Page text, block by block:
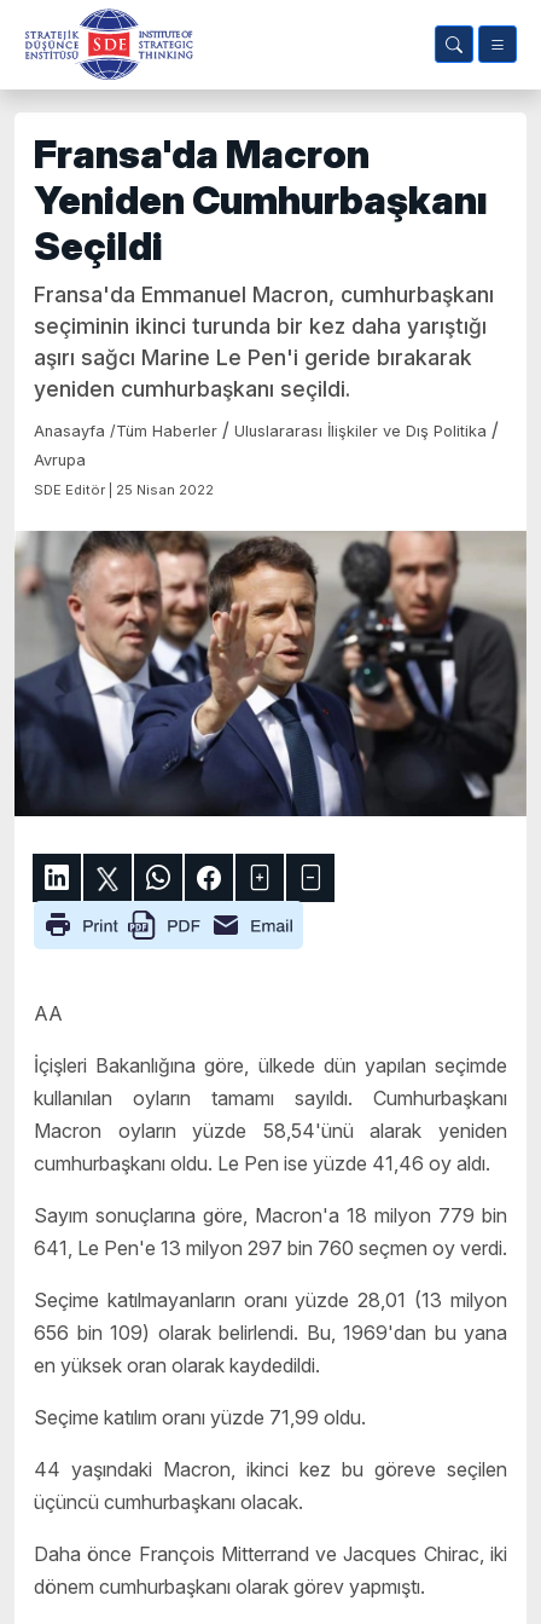
Fransa'da Macron
Yeniden Cumhurbaşkanı
Seçildi
Fransa'da Emmanuel Macron, cumhurbaşkanı
seçiminin ikinci turunda bir kez daha yarıştığı
aşırı sağcı Marine Le Pen'i geride bırakarak
yeniden cumhurbaşkanı seçildi.
Anasayfa /Tüm Haberler / Uluslararası İlişkiler ve Dış Politika /
Avrupa
SDE Editör | 25 Nisan 2022
AA
İçişleri Bakanlığına göre, ülkede dün yapılan seçimde
kullanılan oyların tamamı sayıldı. Cumhurbaşkanı
Macron oyların yüzde 58,54'ünü alarak yeniden
cumhurbaşkanı oldu. Le Pen ise yüzde 41,46 oy aldı.
Sayım sonuçlarına göre, Macron'a 18 milyon 779 bin
641, Le Pen'e 13 milyon 297 bin 760 seçmen oy verdi.
Seçime katılmayanların oranı yüzde 28,01 (13 milyon
656 bin 109) olarak belirlendi. Bu, 1969'dan bu yana
en yüksek oran olarak kaydedildi.
Seçime katılım oranı yüzde 71,99 oldu.
44 yaşındaki Macron, ikinci kez bu göreve seçilen
üçüncü cumhurbaşkanı olacak.
Daha önce François Mitterrand ve Jacques Chirac, iki
dönem cumhurbaşkanı olarak görev yapmıştı.